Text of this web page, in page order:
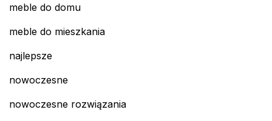
meble do domu
meble do mieszkania
najlepsze
nowoczesne
nowoczesne rozwiązania